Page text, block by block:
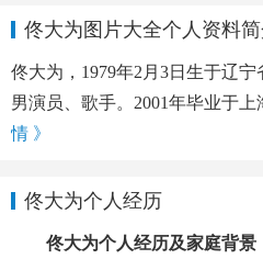
佟大为图片大全个人资料
佟大为，1979年2月3日生于辽
男演员、歌手。2001年毕业于上
情 》
佟大为个人经历
佟大为个人经历及家庭背景